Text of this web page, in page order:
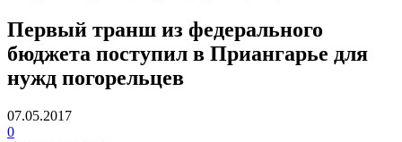
Первый транш из федерального
бюджета поступил в Приангарье для
нужд погорельцев
07.05.2017
0